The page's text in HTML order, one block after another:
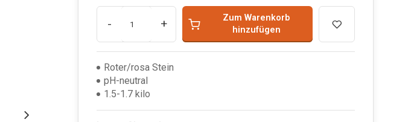
- +
Zum Warenkorb
hinzufügen
Roter/rosa Stein
pH-neutral
1.5-1.7 kilo